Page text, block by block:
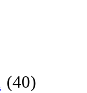
(40)